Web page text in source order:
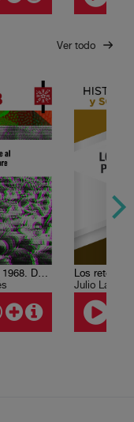
Ver todo
Este día en 1968. Del 29 de octubre al 4 de noviembre
Los retos